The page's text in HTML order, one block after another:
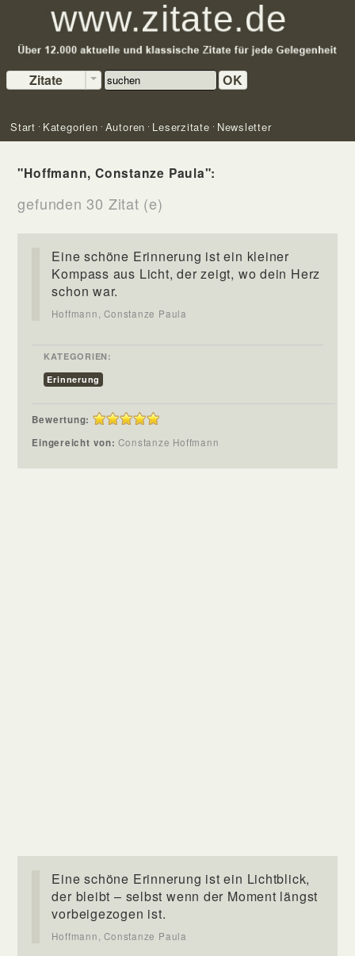
Zitate OK
Start Kategorien Autoren Leserzitate Newsletter
"Hoffmann, Constanze Paula":
gefunden 30 Zitat (e)
Eine schöne Erinnerung ist ein kleiner
Kompass aus Licht, der zeigt, wo dein Herz
schon war.
Hoffmann, Constanze Paula
KATEGORIEN:
Erinnerung
Bewertung:
Eingereicht von:Constanze Hoffmann
Eine schöne Erinnerung ist ein Lichtblick,
der bleibt – selbst wenn der Moment längst
vorbeigezogen ist.
Hoffmann, Constanze Paula